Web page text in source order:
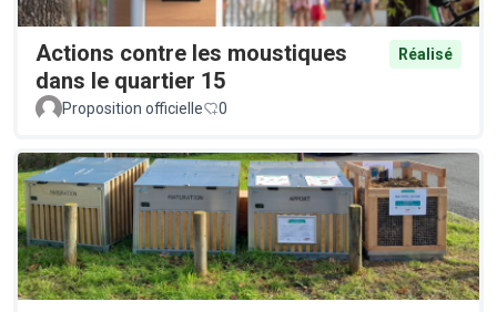
Actions contre les moustiques
dans le quartier 15
Réalisé
Proposition officielle 0